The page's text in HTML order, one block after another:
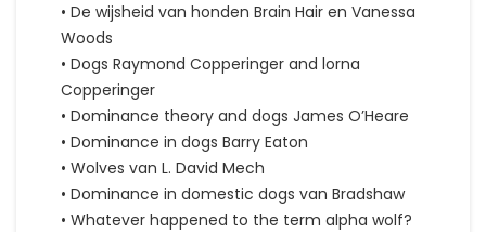
• De wijsheid van honden Brain Hair en Vanessa
Woods
• Dogs Raymond Copperinger and lorna
Copperinger
• Dominance theory and dogs James O’Heare
• Dominance in dogs Barry Eaton
• Wolves van L. David Mech
• Dominance in domestic dogs van Bradshaw
• Whatever happened to the term alpha wolf?